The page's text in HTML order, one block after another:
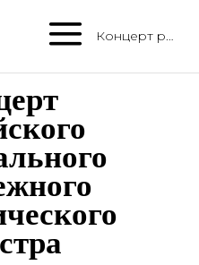
Концерт российского национального молодежного симфонического оркестра